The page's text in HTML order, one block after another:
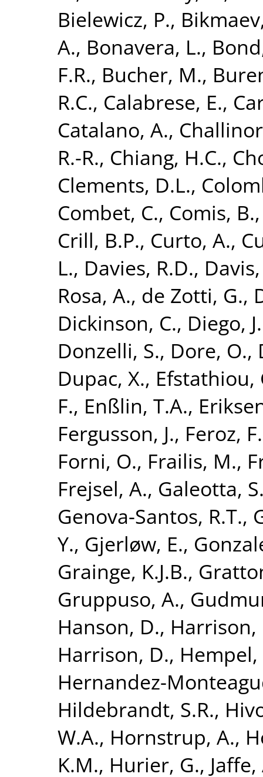
Bielewicz, P.,
A., Bonavera, L.,
F.R., Bucher, M.,
R.C., Calabrese, E.,
Catalano, A.,
R.-R., Chiang, H.C.,
Clements, D.L.,
Combet, C., Comis, B.
Crill, B.P., Curto, A.,
L., Davies, R.D., Davis,
Rosa, A., de Zotti, G.,
Dickinson, C., Diego,
Donzelli, S., Dore, O.,
Dupac, X., Efstathiou,
F., Enßlin, T.A.,
Fergusson, J., Feroz, F.
Forni, O., Frailis, M.,
Frejsel, A., Galeotta,
Genova-Santos, R.T.,
Y., Gjerløw, E.,
Grainge, K.J.B.,
Gruppuso, A.,
Hanson, D., Harrison,
Harrison, D., Hempel,
Hernandez-
Hildebrandt, S.R.,
W.A., Hornstrup, A.,
K.M., Hurier, G.,